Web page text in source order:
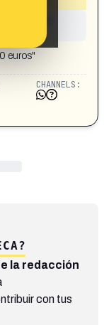
by the
euros"
CHANNELS:
la redacción
con tus